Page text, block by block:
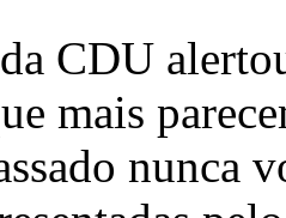
CDU
mais
nunca